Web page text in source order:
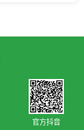
官方抖音